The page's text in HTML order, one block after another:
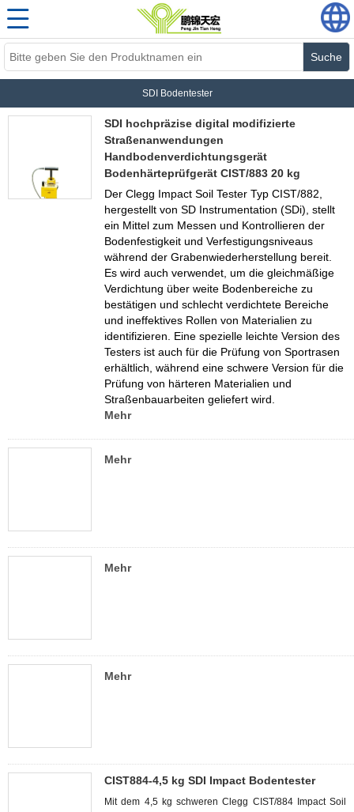
Suche
SDI Bodentester
SDI hochpräzise digital modifizierte
Straßenanwendungen
Handbodenverdichtungsgerät
Bodenhärteprüfgerät CIST/883 20 kg
Der Clegg Impact Soil Tester Typ CIST/882,
hergestellt von SD Instrumentation (SDi), stellt
ein Mittel zum Messen und Kontrollieren der
Bodenfestigkeit und Verfestigungsniveaus
während der Grabenwiederherstellung bereit.
Es wird auch verwendet, um die gleichmäßige
Verdichtung über weite Bodenbereiche zu
bestätigen und schlecht verdichtete Bereiche
und ineffektives Rollen von Materialien zu
identifizieren. Eine spezielle leichte Version des
Testers ist auch für die Prüfung von Sportrasen
erhältlich, während eine schwere Version für die
Prüfung von härteren Materialien und
Straßenbauarbeiten geliefert wird.
Mehr
Mehr
Mehr
Mehr
CIST884-4,5 kg SDI Impact Bodentester
Mit dem 4,5 kg schweren Clegg CIST/884 Impact Soil